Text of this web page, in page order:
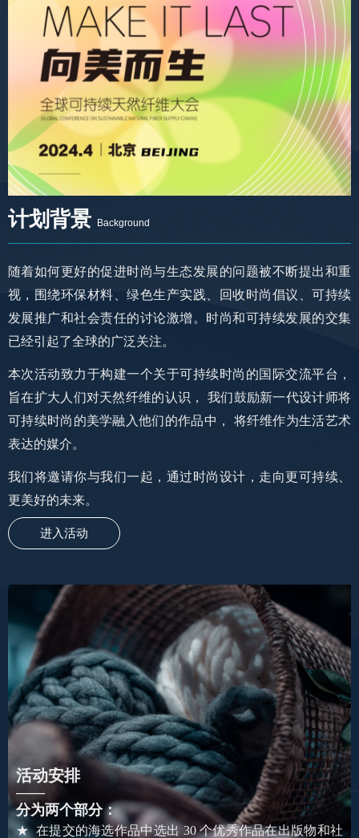
计划背景 Background
随着如何更好的促进时尚与生态发展的问题被不断提出和重
视，围绕环保材料、绿色生产实践、回收时尚倡议、可持续
发展推广和社会责任的讨论激增。时尚和可持续发展的交集
已经引起了全球的广泛关注。
本次活动致力于构建一个关于可持续时尚的国际交流平台，
旨在扩大人们对天然纤维的认识， 我们鼓励新一代设计师将
可持续时尚的美学融入他们的作品中， 将纤维作为生活艺术
表达的媒介。
我们将邀请你与我们一起，通过时尚设计，走向更可持续、
更美好的未来。
进入活动
活动安排
——
分为两个部分：
★ 在提交的海选作品中选出 30 个优秀作品在出版物和社